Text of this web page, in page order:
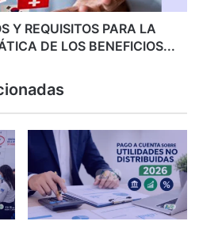
Y REQUISITOS PARA LA
DE LOS BENEFICIOS...